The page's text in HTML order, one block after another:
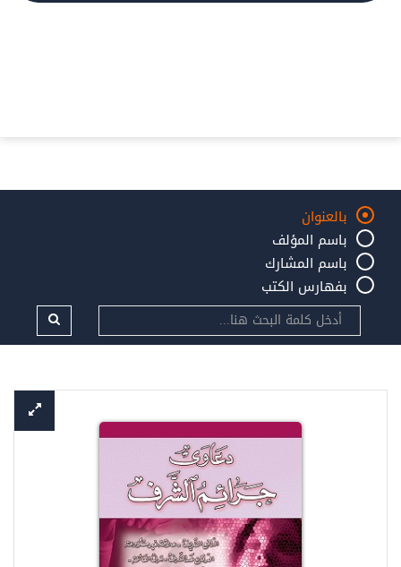
بالعنوان
باسم المؤلف
باسم المشارك
بفهارس الكتب